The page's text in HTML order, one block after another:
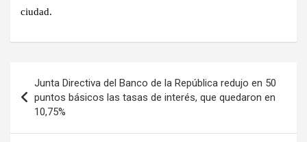
ciudad.
de
entradas
Junta Directiva del Banco de la República redujo en 50
puntos básicos las tasas de interés, que quedaron en
10,75%